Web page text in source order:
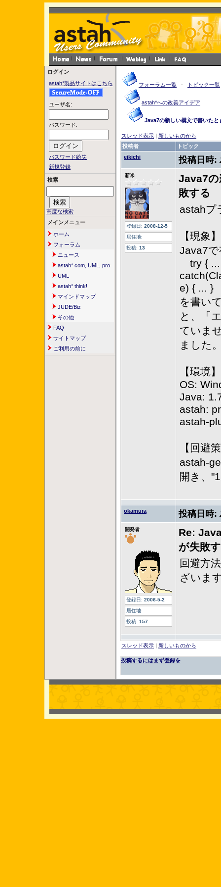
ログイン
astah*製品サイトはこちら
ユーザ名:
パスワード:
パスワード紛失
新規登録
検索
高度な検索
メインメニュー
ホーム
フォーラム
ニュース
astah* com, UML, pro
UML
astah* think!
マインドマップ
JUDE/Biz
その他
FAQ
サイトマップ
ご利用の前に
フォーラム一覧 - トピック一覧
astah*への改善アイデア
Java7の新しい構文で書いた
スレッド表示 | 新しいものから
投稿者
トピック
eikichi
投稿日時:
新米
登録日: 2008-12-5
居住地:
投稿: 13
Java7の
敗する
astahプ
【現象】
Java7
try {
e) { ... }
を書い
と、「
ていま
ました
【環境】
OS:
Java:
astah:
astah-
【回避
astah-
開き、
okamura 投稿日時:
開発者
登録日: 2006-5-2
居住地:
投稿: 157
Re:
が失敗
回避方
ざいま
スレッド表示 | 新しいものから
投稿するにはまず登録を